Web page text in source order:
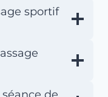
sportif